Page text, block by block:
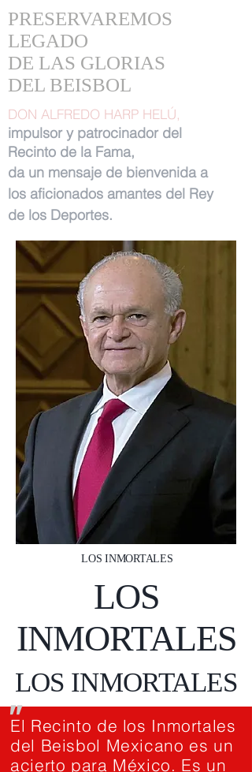
PRESERVAREMOS
LEGADO
DE LAS GLORIAS
DEL BEISBOL
DON ALFREDO HARP HELÚ,
impulsor y patrocinador del
Recinto de la Fama,
da un mensaje de bienvenida a
los aficionados amantes del Rey
de los Deportes.
LOS INMORTALES
LOS
INMORTALES
LOS INMORTALES
El Recinto de los Inmortales
del Beisbol Mexicano es un
acierto para México. Es un
"